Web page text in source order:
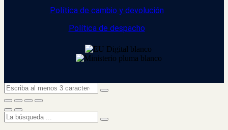
Política de cambio y devolución
Política de despacho